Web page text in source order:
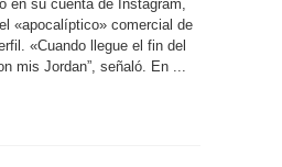
campaña
de
zapatos
deportivos
en su cuenta de Instagram,
«apocalíptico» comercial de
«Cuando llegue el fin del
mis Jordan”, señaló. En ...